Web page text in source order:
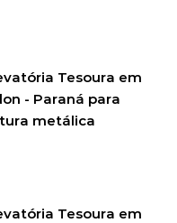
Tesoura em
- Paraná para
metálica
Tesoura em